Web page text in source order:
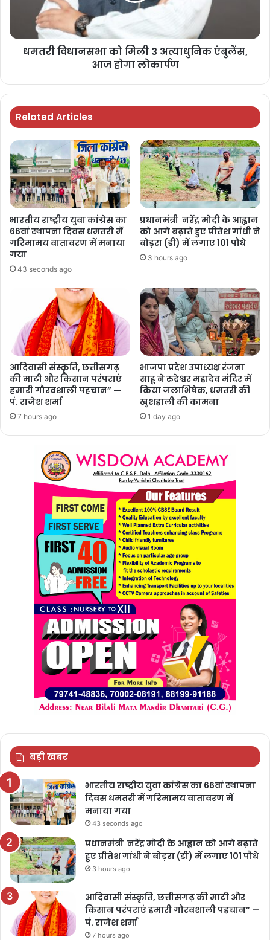
धमतरी विधानसभा को मिली 3 अत्याधुनिक एंबुलेंस,
आज होगा लोकार्पण
Related Articles
भारतीय राष्ट्रीय युवा कांग्रेस का
66वां स्थापना दिवस धमतरी में
गरिमामय वातावरण में मनाया
गया
43 seconds ago
प्रधानमंत्री नरेंद्र मोदी के आह्वान
को आगे बढ़ाते हुए प्रीतेश गांधी ने
बोड़रा (डी) में लगाए 101 पौधे
3 hours ago
आदिवासी संस्कृति, छत्तीसगढ़
की माटी और किसान परंपराएं
हमारी गौरवशाली पहचान” —
पं. राजेश शर्मा
7 hours ago
भाजपा प्रदेश उपाध्यक्ष रंजना
साहू ने रुद्रेश्वर महादेव मंदिर में
किया जलाभिषेक, धमतरी की
खुशहाली की कामना
1 day ago
बड़ी खबर
भारतीय राष्ट्रीय युवा कांग्रेस का 66वां स्थापना
दिवस धमतरी में गरिमामय वातावरण में
मनाया गया
43 seconds ago
प्रधानमंत्री नरेंद्र मोदी के आह्वान को आगे बढ़ाते
हुए प्रीतेश गांधी ने बोड़रा (डी) में लगाए 101 पौधे
3 hours ago
आदिवासी संस्कृति, छत्तीसगढ़ की माटी और
किसान परंपराएं हमारी गौरवशाली पहचान” —
पं. राजेश शर्मा
7 hours ago